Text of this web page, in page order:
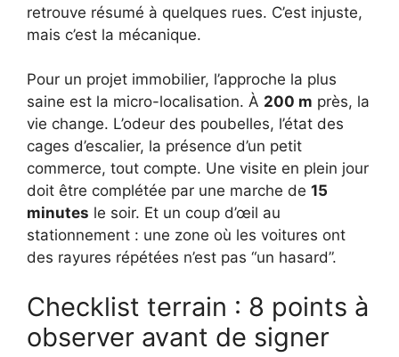
retrouve résumé à quelques rues. C’est injuste,
mais c’est la mécanique.
Pour un projet immobilier, l’approche la plus
saine est la micro-localisation. À 200 m près, la
vie change. L’odeur des poubelles, l’état des
cages d’escalier, la présence d’un petit
commerce, tout compte. Une visite en plein jour
doit être complétée par une marche de 15
minutes le soir. Et un coup d’œil au
stationnement : une zone où les voitures ont
des rayures répétées n’est pas “un hasard”.
Checklist terrain : 8 points à
observer avant de signer